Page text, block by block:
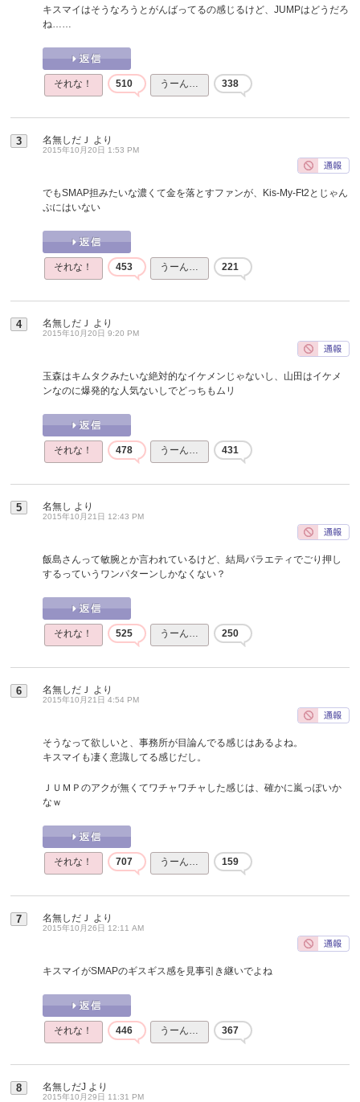
キスマイはそうなろうとがんばってるの感じるけど、JUMPはどうだろ
ね……
それな！ 510 うーん… 338
3 名無しだＪ より
2015年10月20日 1:53 PM
でもSMAP担みたいな濃くて金を落とすファンが、Kis-My-Ft2とじゃん
ぷにはいない
それな！ 453 うーん… 221
4 名無しだＪ より
2015年10月20日 9:20 PM
玉森はキムタクみたいな絶対的なイケメンじゃないし、山田はイケメ
ンなのに爆発的な人気ないしでどっちもムリ
それな！ 478 うーん… 431
5 名無し より
2015年10月21日 12:43 PM
飯島さんって敏腕とか言われているけど、結局バラエティでごり押し
するっていうワンパターンしかなくない？
それな！ 525 うーん… 250
6 名無しだＪ より
2015年10月21日 4:54 PM
そうなって欲しいと、事務所が目論んでる感じはあるよね。
キスマイも凄く意識してる感じだし。
ＪＵＭＰのアクが無くてワチャワチャした感じは、確かに嵐っぽいか
なｗ
それな！ 707 うーん… 159
7 名無しだＪ より
2015年10月26日 12:11 AM
キスマイがSMAPのギスギス感を見事引き継いでよね
それな！ 446 うーん… 367
8 名無しだJ より
2015年10月29日 11:31 PM